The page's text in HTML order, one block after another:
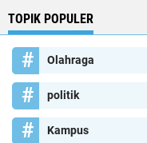
TOPIK POPULER
Olahraga
politik
Kampus